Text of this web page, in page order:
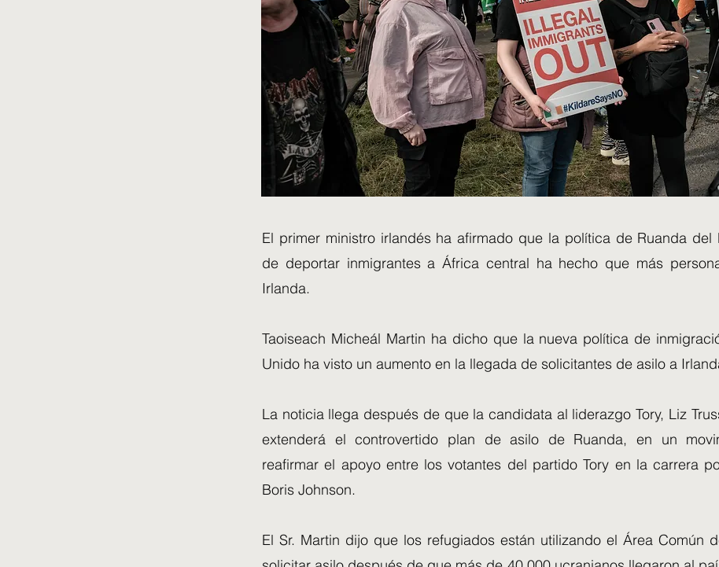
El primer ministro irlandés ha afirmado que la política de Ruanda del
de deportar inmigrantes a África central ha hecho que más
Irlanda.
Taoiseach Micheál Martin ha dicho que la nueva política de
Unido ha visto un aumento en la llegada de solicitantes de asilo a
La noticia llega después de que la candidata al liderazgo Tory, Liz
extenderá el controvertido plan de asilo de Ruanda, en un
reafirmar el apoyo entre los votantes del partido Tory en la carrera
Boris Johnson.
El Sr. Martin dijo que los refugiados están utilizando el Área Común